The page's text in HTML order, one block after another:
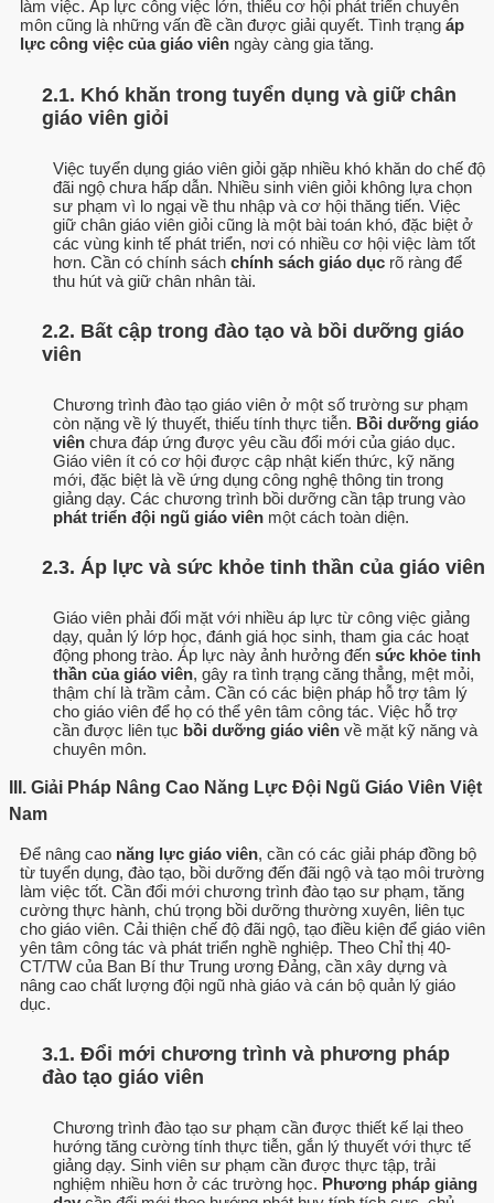
làm việc. Áp lực công việc lớn, thiếu cơ hội phát triển chuyên
môn cũng là những vấn đề cần được giải quyết. Tình trạng áp
lực công việc của giáo viên ngày càng gia tăng.
2.1. Khó khăn trong tuyển dụng và giữ chân
giáo viên giỏi
Việc tuyển dụng giáo viên giỏi gặp nhiều khó khăn do chế độ
đãi ngộ chưa hấp dẫn. Nhiều sinh viên giỏi không lựa chọn
sư phạm vì lo ngại về thu nhập và cơ hội thăng tiến. Việc
giữ chân giáo viên giỏi cũng là một bài toán khó, đặc biệt ở
các vùng kinh tế phát triển, nơi có nhiều cơ hội việc làm tốt
hơn. Cần có chính sách chính sách giáo dục rõ ràng để
thu hút và giữ chân nhân tài.
2.2. Bất cập trong đào tạo và bồi dưỡng giáo
viên
Chương trình đào tạo giáo viên ở một số trường sư phạm
còn nặng về lý thuyết, thiếu tính thực tiễn. Bồi dưỡng giáo
viên chưa đáp ứng được yêu cầu đổi mới của giáo dục.
Giáo viên ít có cơ hội được cập nhật kiến thức, kỹ năng
mới, đặc biệt là về ứng dụng công nghệ thông tin trong
giảng dạy. Các chương trình bồi dưỡng cần tập trung vào
phát triển đội ngũ giáo viên một cách toàn diện.
2.3. Áp lực và sức khỏe tinh thần của giáo viên
Giáo viên phải đối mặt với nhiều áp lực từ công việc giảng
dạy, quản lý lớp học, đánh giá học sinh, tham gia các hoạt
động phong trào. Áp lực này ảnh hưởng đến sức khỏe tinh
thần của giáo viên, gây ra tình trạng căng thẳng, mệt mỏi,
thậm chí là trầm cảm. Cần có các biện pháp hỗ trợ tâm lý
cho giáo viên để họ có thể yên tâm công tác. Việc hỗ trợ
cần được liên tục bồi dưỡng giáo viên về mặt kỹ năng và
chuyên môn.
III. Giải Pháp Nâng Cao Năng Lực Đội Ngũ Giáo Viên Việt
Nam
Để nâng cao năng lực giáo viên, cần có các giải pháp đồng bộ
từ tuyển dụng, đào tạo, bồi dưỡng đến đãi ngộ và tạo môi trường
làm việc tốt. Cần đổi mới chương trình đào tạo sư phạm, tăng
cường thực hành, chú trọng bồi dưỡng thường xuyên, liên tục
cho giáo viên. Cải thiện chế độ đãi ngộ, tạo điều kiện để giáo viên
yên tâm công tác và phát triển nghề nghiệp. Theo Chỉ thị 40-
CT/TW của Ban Bí thư Trung ương Đảng, cần xây dựng và
nâng cao chất lượng đội ngũ nhà giáo và cán bộ quản lý giáo
dục.
3.1. Đổi mới chương trình và phương pháp
đào tạo giáo viên
Chương trình đào tạo sư phạm cần được thiết kế lại theo
hướng tăng cường tính thực tiễn, gắn lý thuyết với thực tế
giảng dạy. Sinh viên sư phạm cần được thực tập, trải
nghiệm nhiều hơn ở các trường học. Phương pháp giảng